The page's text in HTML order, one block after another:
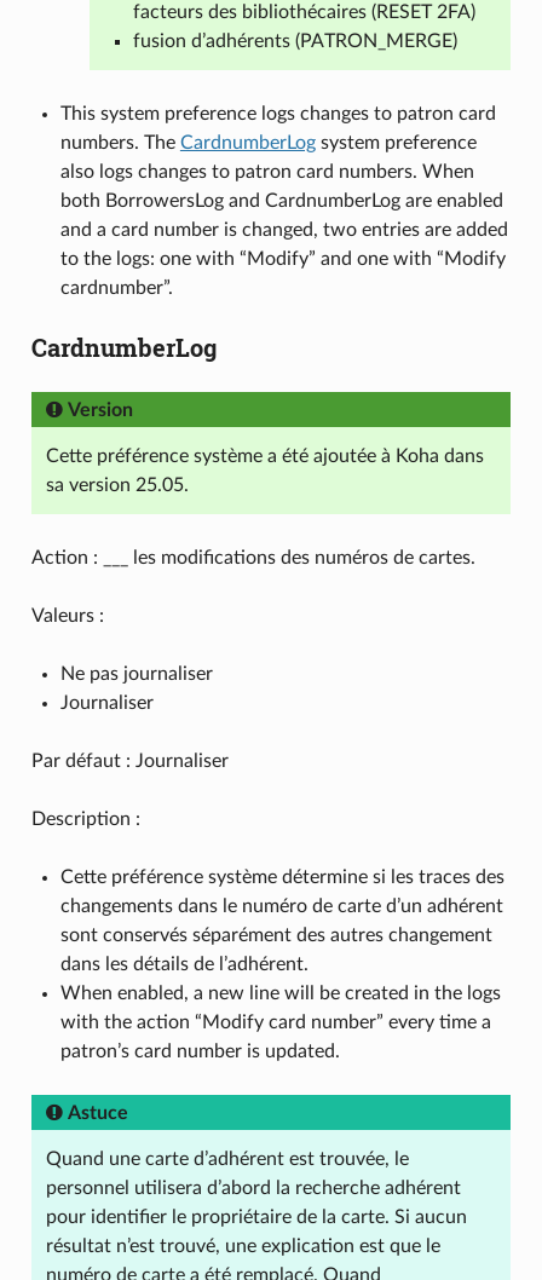
facteurs des bibliothécaires (RESET 2FA)
fusion d’adhérents (PATRON_MERGE)
This system preference logs changes to patron card
numbers. The CardnumberLogsystem preference
also logs changes to patron card numbers. When
both BorrowersLog and CardnumberLog are enabled
and a card number is changed, two entries are added
to the logs: one with “Modify” and one with “Modify
cardnumber”.
CardnumberLog
Version
Cette préférence système a été ajoutée à Koha dans
sa version 25.05.
Action : ___ les modifications des numéros de cartes.
Valeurs :
Ne pas journaliser
Journaliser
Par défaut : Journaliser
Description :
Cette préférence système détermine si les traces des
changements dans le numéro de carte d’un adhérent
sont conservés séparément des autres changement
dans les détails de l’adhérent.
When enabled, a new line will be created in the logs
with the action “Modify card number” every time a
patron’s card number is updated.
Astuce
Quand une carte d’adhérent est trouvée, le
personnel utilisera d’abord la recherche adhérent
pour identifier le propriétaire de la carte. Si aucun
résultat n’est trouvé, une explication est que le
numéro de carte a été remplacé. Quand